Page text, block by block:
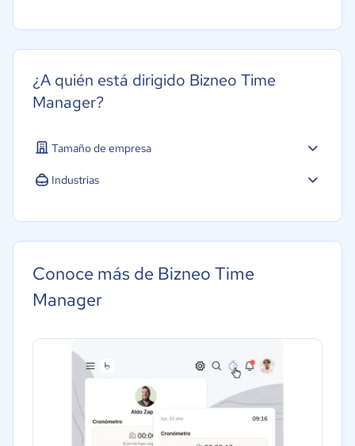
¿A quién está dirigido Bizneo Time
Manager?
Tamaño de empresa
Pequeña: 10 a 49 trabajadores
Industrias
Hotelería / Viajes
Seguros
Legales
Bienes raíces
Minorista
Conoce más de Bizneo Time
Manager